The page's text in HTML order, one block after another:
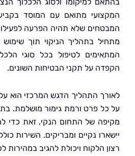
מתואם עם המוסד בקביעת לוחות
שלא תהיה הפרעה לפעילות
בתהליך הניקוי תוך שימוש בציוד
לטיפול בכל סוגי הלכלוך
על תקני הבטיחות השונים.
התהליך הדגש המרכזי הוא על איכות
פרט ורמת גימור מושלמת. בתום
של התחום הנקי, זאת כדי להבטיח
נקיים ומבריקים. השירות כולל גם
הלקוח ויכולת להגיב במהירות לכל